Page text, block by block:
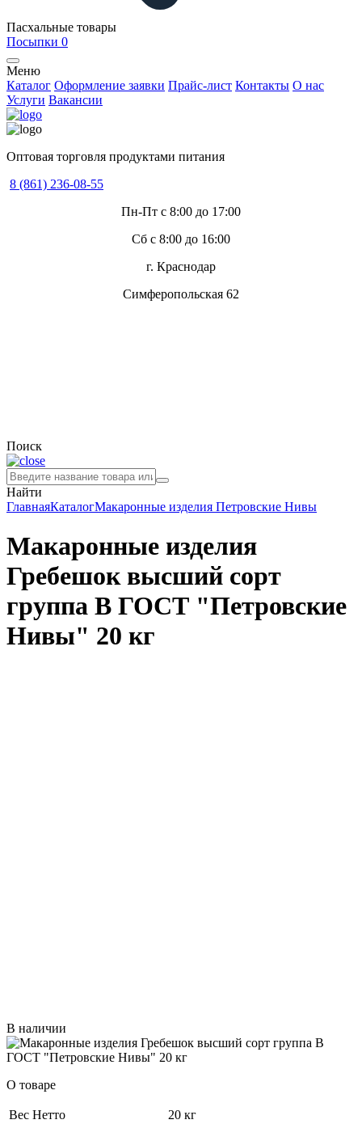
Пасхальные товары
Посыпки 0
Меню
Каталог Оформление заявки Прайс-лист Контакты О нас
Услуги Вакансии
Оптовая торговля продуктами питания
8 (861) 236-08-55
Пн-Пт с 8:00 до 17:00
Сб с 8:00 до 16:00
г. Краснодар
Симферопольская 62
Поиск
Найти
ГлавнаяКаталогМакаронные изделия Петровские Нивы
Макаронные изделия
Гребешок высший сорт
группа В ГОСТ "Петровские
Нивы" 20 кг
В наличии
О товаре
Вес Нетто
20 кг